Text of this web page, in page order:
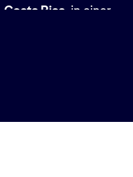
Costa Rica , in einer